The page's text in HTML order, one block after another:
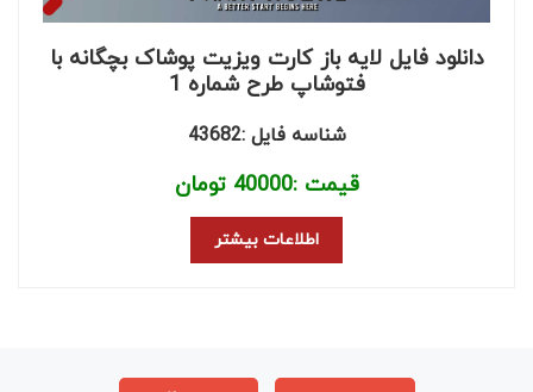
دانلود فایل لایه باز کارت ویزیت پوشاک بچگانه با
فتوشاپ طرح شماره 1
شناسه فایل :43682
قیمت :40000 تومان
اطلاعات بیشتر